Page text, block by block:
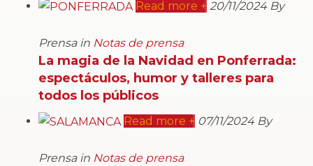
Read more + 20/11/2024 By
Prensa in Notas de prensa
La magia de la Navidad en Ponferrada:
espectáculos, humor y talleres para
todos los públicos
Read more + 07/11/2024 By
Prensa in Notas de prensa